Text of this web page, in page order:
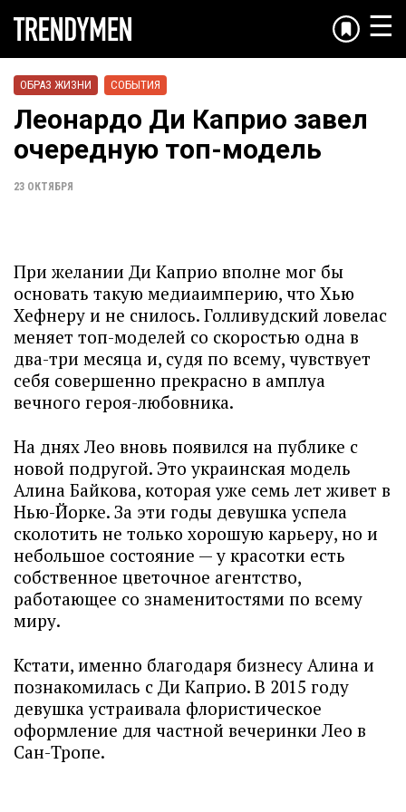
☰
ОБРАЗ ЖИЗНИ СОБЫТИЯ
Леонардо Ди Каприо завел
очередную топ-модель
23 ОКТЯБРЯ
При желании Ди Каприо вполне мог бы
основать такую медиаимперию, что Хью
Хефнеру и не снилось. Голливудский ловелас
меняет топ-моделей со скоростью одна в
два-три месяца и, судя по всему, чувствует
себя совершенно прекрасно в амплуа
вечного героя-любовника.
На днях Лео вновь появился на публике с
новой подругой. Это украинская модель
Алина Байкова, которая уже семь лет живет в
Нью-Йорке. За эти годы девушка успела
сколотить не только хорошую карьеру, но и
небольшое состояние — у красотки есть
собственное цветочное агентство,
работающее со знаменитостями по всему
миру.
Кстати, именно благодаря бизнесу Алина и
познакомилась с Ди Каприо. В 2015 году
девушка устраивала флористическое
оформление для частной вечеринки Лео в
Сан-Тропе.